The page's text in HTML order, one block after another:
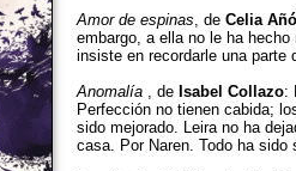
Amor de espinas, de Celia Añó
embargo, a ella no le ha
insiste en recordarle una parte
Anomalía , de Isabel Collazo:
Perfección no tienen cabida;
sido mejorado. Leira no ha
casa. Por Naren. Todo ha sido